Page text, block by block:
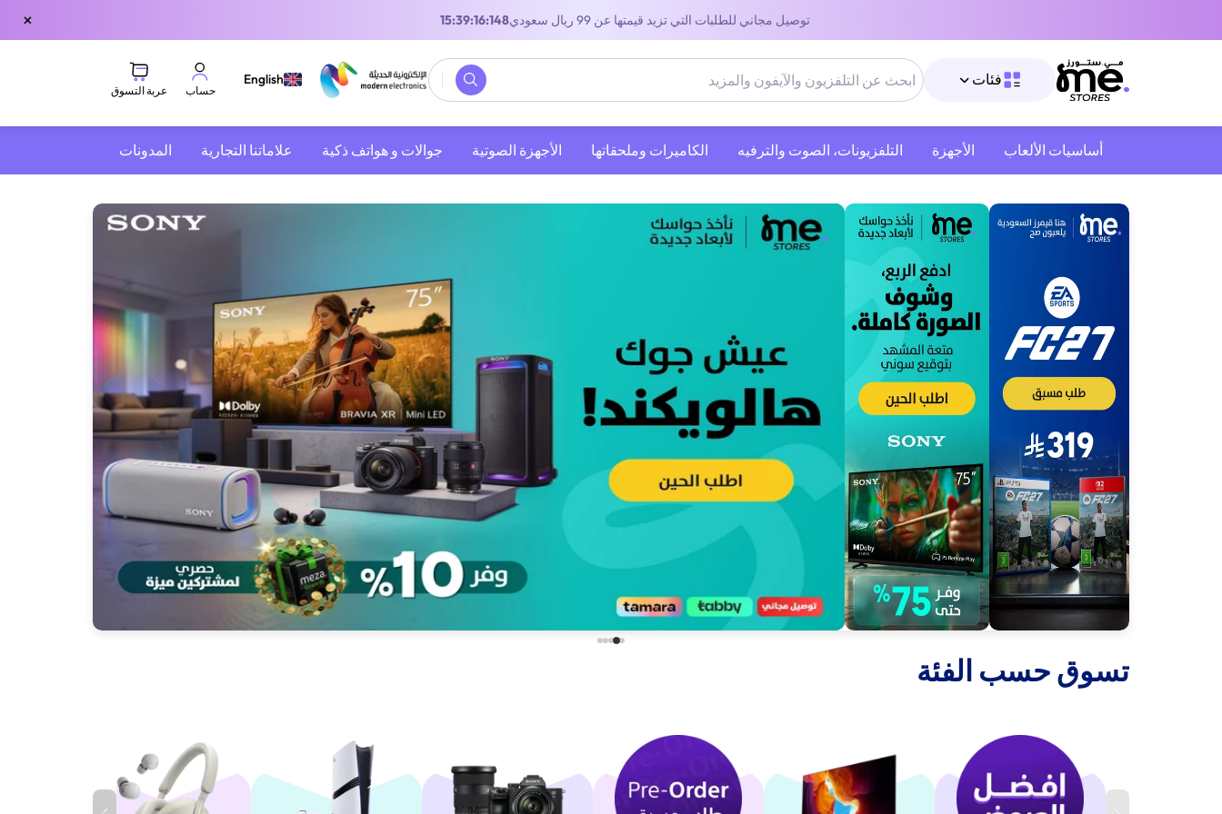
توصيل مجاني للطلبات التي تزيد قيمتها عن 99 ريال سعودي 14:39:16:148
×
فئات English
حساب عربة التسوق
أساسيات الألعاب الأجهزة التلفزيونات، الصوت والترفيه ‫الكاميرات وملحقاتها‬ الأجهزة الصوتية جوالات و هواتف ذكية علاماتنا التجارية المدونات
‫تسوق حسب الفئة‬